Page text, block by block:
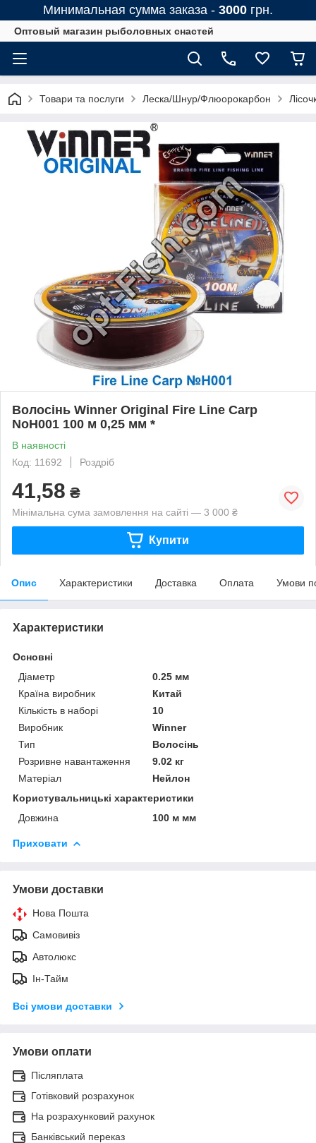
Минимальная сумма заказа - 3000 грн.
Оптовый магазин рыболовных снастей
Товари та послуги Леска/Шнур/Флюорокарбон
Волосінь Winner Original Fire Line Carp
NoH001 100 м 0,25 мм *
В наявності
Код: 11692
Роздріб
41,58 ₴
Мінімальна сума замовлення на сайті — 3 000 ₴
Купити
Опис Характеристики Доставка Оплата Умови
Характеристики
Основні
Діаметр
0.25 мм
Країна виробник
Китай
Кількість в наборі
10
Виробник
Winner
Тип
Волосінь
Розривне навантаження
9.02 кг
Матеріал
Нейлон
Користувальницькі характеристики
Довжина
100 м мм
Приховати
Умови доставки
Нова Пошта
Самовивіз
Автолюкс
Ін-Тайм
Всі умови доставки
Умови оплати
Післяплата
Готівковий розрахунок
На розрахунковий рахунок
Банківський переказ